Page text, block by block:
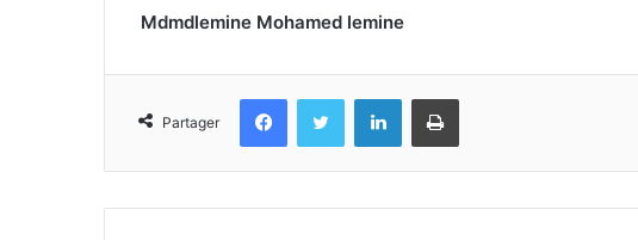
Mdmdlemine Mohamed lemine
Partager
FacebookTwitter LinkedinImprimer